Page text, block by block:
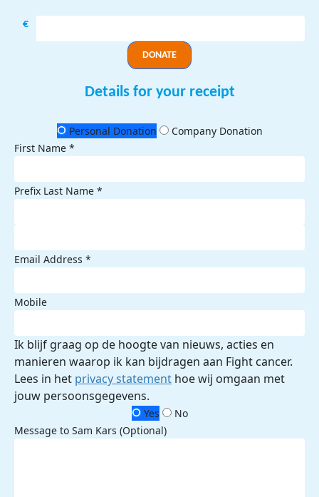
€
DONATE
Details for your receipt
Personal Donation
Company Donation
First Name *
Prefix Last Name *
Email Address *
Mobile
Ik blijf graag op de hoogte van nieuws, acties en
manieren waarop ik kan bijdragen aan Fight cancer.
Lees in het privacy statement hoe wij omgaan met
jouw persoonsgegevens.
Yes
No
Message to Sam Kars (Optional)